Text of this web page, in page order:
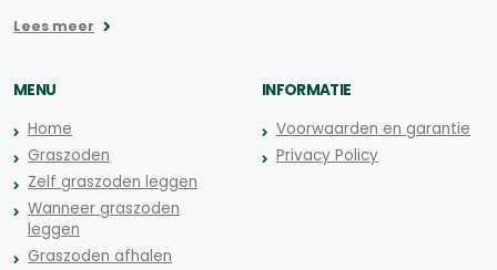
Lees meer
MENU
Home
Graszoden
Zelf graszoden leggen
Wanneer graszoden
leggen
Graszoden afhalen
INFORMATIE
Voorwaarden en garantie
Privacy Policy